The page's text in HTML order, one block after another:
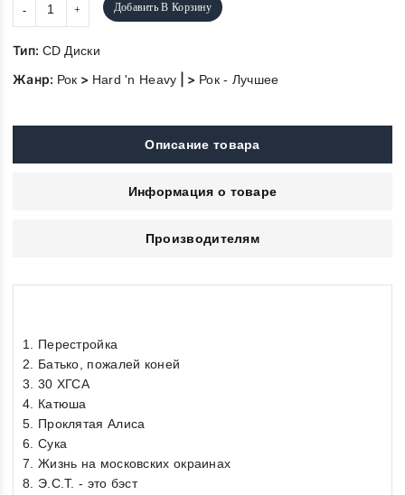
Добавить В Корзину
Тип: CD Диски
Жанр: Рок > Hard 'n Heavy | > Рок - Лучшее
Описание товара
Информация о товаре
Производителям
1. Перестройка
2. Батько, пожалей коней
3. 30 ХГСА
4. Катюша
5. Проклятая Алиса
6. Сука
7. Жизнь на московских окраинах
8. Э.С.Т. - это бэст